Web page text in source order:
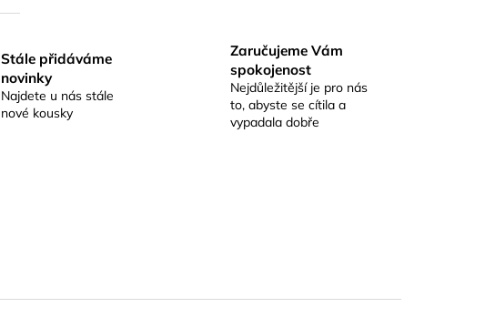
Stále přidáváme
novinky
Najdete u nás stále
nové kousky
Zaručujeme Vám
spokojenost
Nejdůležitější je pro nás
to, abyste se cítila a
vypadala dobře